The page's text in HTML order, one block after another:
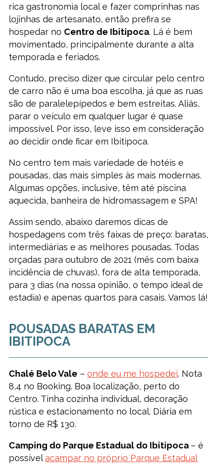
rica gastronomia local e fazer comprinhas nas
lojinhas de artesanato, então prefira se
hospedar no Centro de Ibitipoca. Lá é bem
movimentado, principalmente durante a alta
temporada e feriados.
Contudo, preciso dizer que circular pelo centro
de carro não é uma boa escolha, já que as ruas
são de paralelepípedos e bem estreitas. Aliás,
parar o veículo em qualquer lugar é quase
impossível. Por isso, leve isso em consideração
ao decidir onde ficar em Ibitipoca.
No centro tem mais variedade de hotéis e
pousadas, das mais simples às mais modernas.
Algumas opções, inclusive, têm até piscina
aquecida, banheira de hidromassagem e SPA!
Assim sendo, abaixo daremos dicas de
hospedagens com três faixas de preço: baratas,
intermediárias e as melhores pousadas. Todas
orçadas para outubro de 2021 (mês com baixa
incidência de chuvas), fora de alta temporada,
para 3 dias (na nossa opinião, o tempo ideal de
estadia) e apenas quartos para casais. Vamos lá!
POUSADAS BARATAS EM
IBITIPOCA
Chalé Belo Vale – onde eu me hospedei. Nota
8,4 no Booking. Boa localização, perto do
Centro. Tinha cozinha individual, decoração
rústica e estacionamento no local. Diária em
torno de R$ 130.
Camping do Parque Estadual do Ibitipoca – é
possívelacampar no próprio Parque Estadual